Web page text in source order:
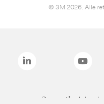
© 3M 2026. Alle
De ovenstående